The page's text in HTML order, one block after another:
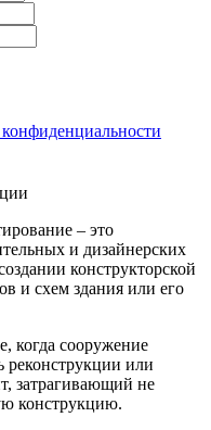
– это
и дизайнерских
конструкторской
и схем здания или его
когда сооружение
реконструкции или
затрагивающий не
конструкцию.